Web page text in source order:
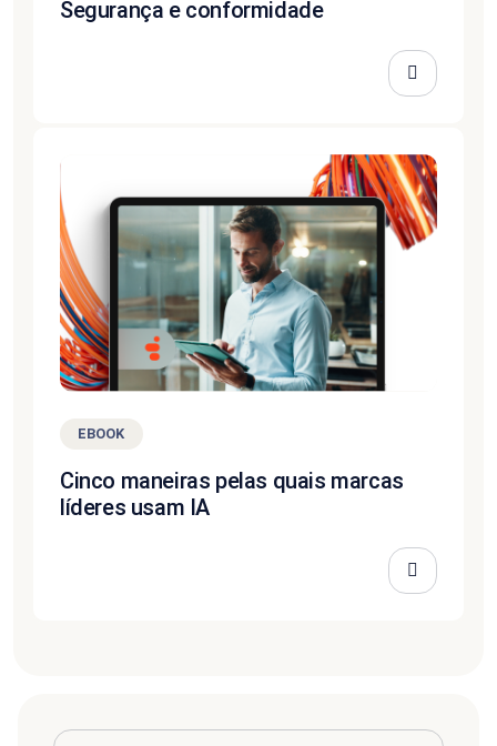
Segurança e conformidade
EBOOK
Cinco maneiras pelas quais marcas
líderes usam IA